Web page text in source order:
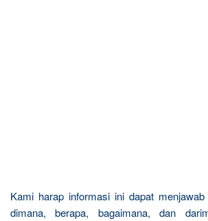
Kami harap informasi ini dapat
dimana, berapa, bagaimana, dan